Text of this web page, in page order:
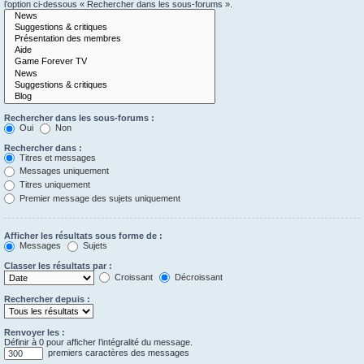
l’option ci-dessous « Rechercher dans les sous-forums ».
Rechercher dans les sous-forums :
Oui
Non
Rechercher dans :
Titres et messages
Messages uniquement
Titres uniquement
Premier message des sujets uniquement
Afficher les résultats sous forme de :
Messages
Sujets
Classer les résultats par :
Croissant
Décroissant
Rechercher depuis :
Renvoyer les :
Définir à 0 pour afficher l’intégralité du message.
premiers caractères des messages